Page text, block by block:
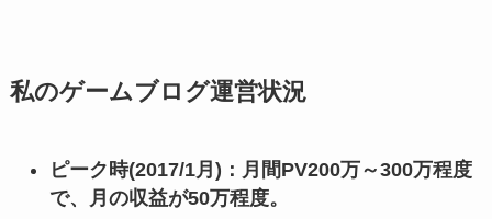
私のゲームブログ運営状況
ピーク時(2017/1月)：月間PV200万～300万程度
で、月の収益が50万程度。